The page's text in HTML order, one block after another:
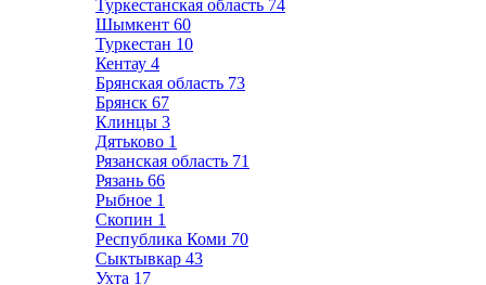
Туркестанская область 74
Шымкент 60
Туркестан 10
Кентау 4
Брянская область 73
Брянск 67
Клинцы 3
Дятьково 1
Рязанская область 71
Рязань 66
Рыбное 1
Скопин 1
Республика Коми 70
Сыктывкар 43
Ухта 17